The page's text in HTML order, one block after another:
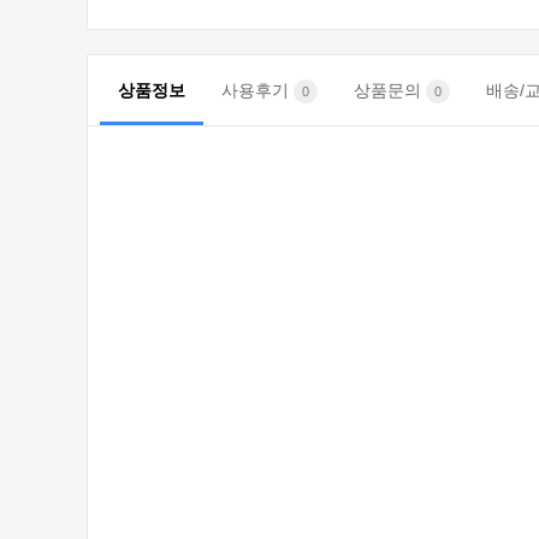
상품정보 사용후기 0 상품문의 0 배송/